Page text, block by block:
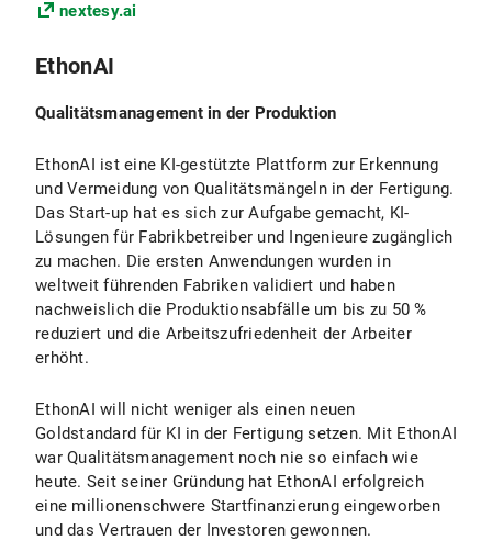
nextesy.ai
EthonAI
Qualitätsmanagement in der Produktion
EthonAI ist eine KI-gestützte Plattform zur Erkennung
und Vermeidung von Qualitätsmängeln in der Fertigung.
Das Start-up hat es sich zur Aufgabe gemacht, KI-
Lösungen für Fabrikbetreiber und Ingenieure zugänglich
zu machen. Die ersten Anwendungen wurden in
weltweit führenden Fabriken validiert und haben
nachweislich die Produktionsabfälle um bis zu 50 %
reduziert und die Arbeitszufriedenheit der Arbeiter
erhöht.
EthonAI will nicht weniger als einen neuen
Goldstandard für KI in der Fertigung setzen. Mit EthonAI
war Qualitätsmanagement noch nie so einfach wie
heute. Seit seiner Gründung hat EthonAI erfolgreich
eine millionenschwere Startfinanzierung eingeworben
und das Vertrauen der Investoren gewonnen.